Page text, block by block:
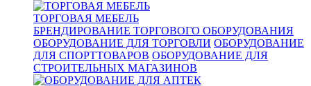
ТОРГОВАЯ МЕБЕЛЬ
БРЕНДИРОВАНИЕ ТОРГОВОГО ОБОРУДОВАНИЯ
ОБОРУДОВАНИЕ ДЛЯ ТОРГОВЛИ ОБОРУДОВАНИЕ
ДЛЯ СПОРТТОВАРОВ ОБОРУДОВАНИЕ ДЛЯ
СТРОИТЕЛЬНЫХ МАГАЗИНОВ